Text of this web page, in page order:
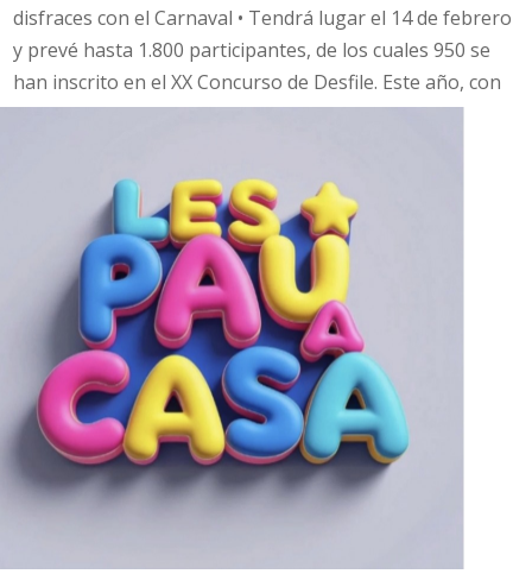
disfraces con el Carnaval • Tendrá lugar el 14 de febrero
y prevé hasta 1.800 participantes, de los cuales 950 se
han inscrito en el XX Concurso de Desfile. Este año, con
cartel de Ana Almeria Vilaplana• Una cita ya...